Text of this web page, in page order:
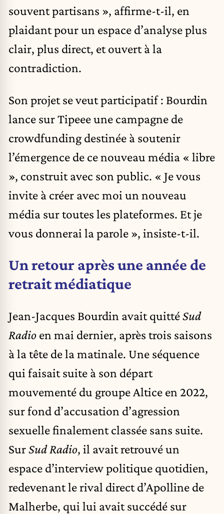
souvent partisans », affirme-t-il, en
plaidant pour un espace d’analyse plus
clair, plus direct, et ouvert à la
contradiction.
Son projet se veut participatif : Bourdin
lance sur Tipeee une campagne de
crowdfunding destinée à soutenir
l’émergence de ce nouveau média « libre
», construit avec son public. « Je vous
invite à créer avec moi un nouveau
média sur toutes les plateformes. Et je
vous donnerai la parole », insiste-t-il.
Un retour après une année de
retrait médiatique
Jean-Jacques Bourdin avait quittéSud
Radio en mai dernier, après trois saisons
à la tête de la matinale. Une séquence
qui faisait suite à son départ
mouvementé du groupe Altice en 2022,
sur fond d’accusation d’agression
sexuelle finalement classée sans suite.
SurSud Radio, il avait retrouvé un
espace d’interview politique quotidien,
redevenant le rival direct d’Apolline de
Malherbe, qui lui avait succédé sur